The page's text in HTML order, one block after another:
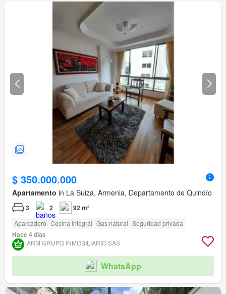
$ 350.000.000
Apartamento in La Suiza, Armenia, Departamento de Quindío
3 2 92 m²
Aparcadero Cocina integral Gas natural Seguridad privada
Hace 4 días
ARM GRUPO INMOBILIARIO SAS
WhatsApp